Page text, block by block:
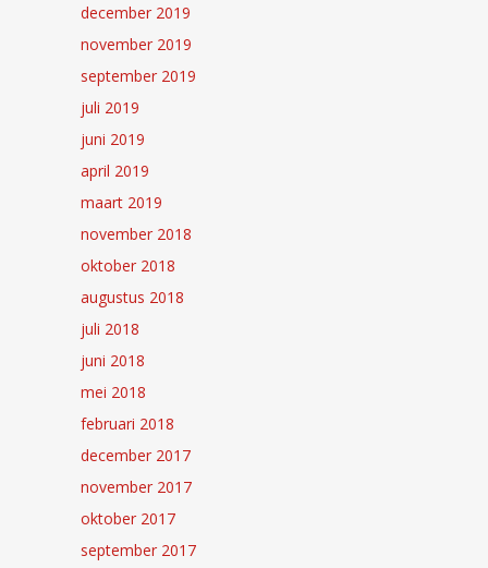
december 2019
november 2019
september 2019
juli 2019
juni 2019
april 2019
maart 2019
november 2018
oktober 2018
augustus 2018
juli 2018
juni 2018
mei 2018
februari 2018
december 2017
november 2017
oktober 2017
september 2017